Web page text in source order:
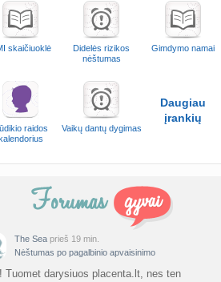
skaičiuoklė
Didelės rizikos
nėštumas
Gimdymo namai
raidos
Vaikų dantų dygimas
Daugiau
įrankių
The Sea prieš 19 min.
Nėštumas po pagalbinio apvaisinimo
Tuomet darysiuos placenta.lt, nes ten